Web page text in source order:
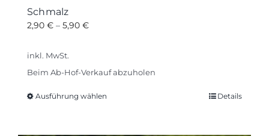
Schmalz
2,90 € – 5,90 €
inkl. MwSt.
Beim Ab-Hof-Verkauf abzuholen
Ausführung wählen Details